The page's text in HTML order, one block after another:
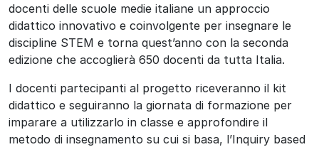
docenti delle scuole medie italiane un approccio
didattico innovativo e coinvolgente per insegnare le
discipline STEM e torna quest’anno con la seconda
edizione che accoglierà 650 docenti da tutta Italia.
I docenti partecipanti al progetto riceveranno il kit
didattico e seguiranno la giornata di formazione per
imparare a utilizzarlo in classe e approfondire il
metodo di insegnamento su cui si basa, l’Inquiry based